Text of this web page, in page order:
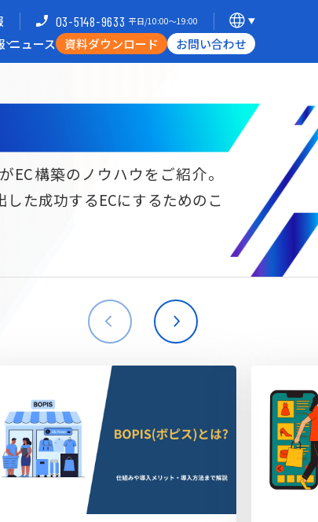
03-5148-9633 平日/10:00〜19:00
ニュース 資料ダウンロード お問い合わせ
イト構築 海外進出・現地ECサイト構築
EC構築のノウハウをご紹介。
た成功するECにするためのこ